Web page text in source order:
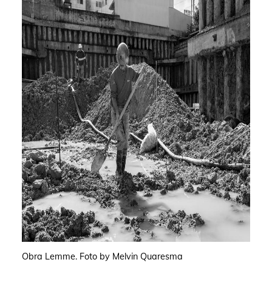
Obra Lemme. Foto by Melvin Quaresma